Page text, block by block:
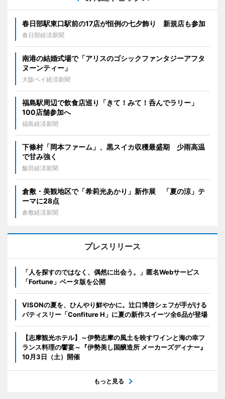
春日部駅東口駅前の17店が恒例の七夕飾り 新規店も参加
春日部経済新聞
南港の結婚式場で「アリスのゴシックファンタジーアフタ
ヌーンティー」
大阪ベイ経済新聞
福島駅周辺で飲食店巡り「きて！みて！呑んでラリー」
100店舗参加へ
福島経済新聞
下條村「岡本ファーム」、黒スイカ収穫最盛期 少雨高温
で甘み強く
飯田経済新聞
倉敷・美観地区で「希莉光あかり」新作展 「夏の涼」テ
ーマに28点
倉敷経済新聞
プレスリリース
「人を探すのではなく、偶然に出会う。」匿名Webサービス
「Fortune」ベータ版を公開
VISONの夏を、ひんやり鮮やかに。辻口博啓シェフが手がける
パティスリー「Confiture H」に夏の新作スイーツ全6品が登場
【志摩観光ホテル】～伊勢志摩の風土を映すワインと海の幸フ
ランス料理の饗宴～『伊勢美し国醸造所 メーカーズディナー』
10月3日（土）開催
もっと見る